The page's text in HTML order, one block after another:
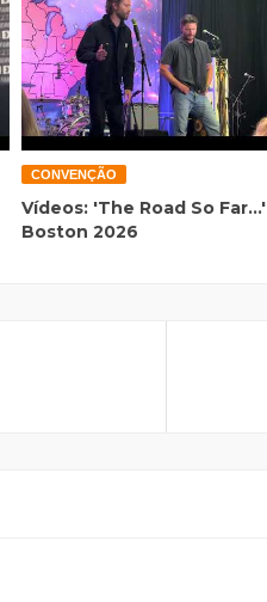
CONVENÇÃO
Vídeos: 'The Road So Far...'
Boston 2026